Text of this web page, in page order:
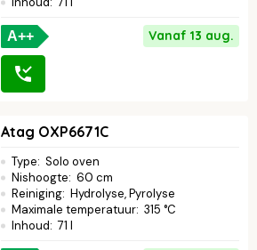
A++ Vanaf 13 aug.
Atag OXP6671C
Type: Solo oven
Nishoogte: 60 cm
Reiniging: Hydrolyse, Pyrolyse
Maximale temperatuur: 315 °C
Inhoud: 71 l